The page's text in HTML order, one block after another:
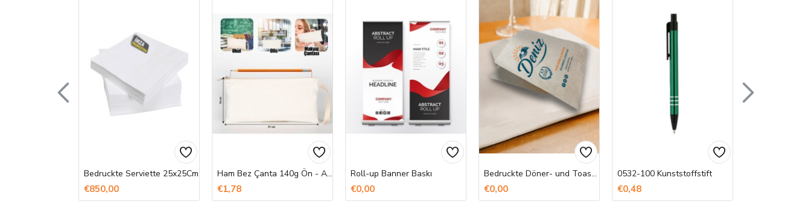
Bedruckte Serviette 25x25Cm
€850,00
Ham Bez Çanta 140g Ön - Arka Baskı
€1,78
Roll-up Banner Baskı
€0,00
Bedruckte Döner- und Toast-Tüten
€0,00
0532-100 Kunststoffstift
€0,48